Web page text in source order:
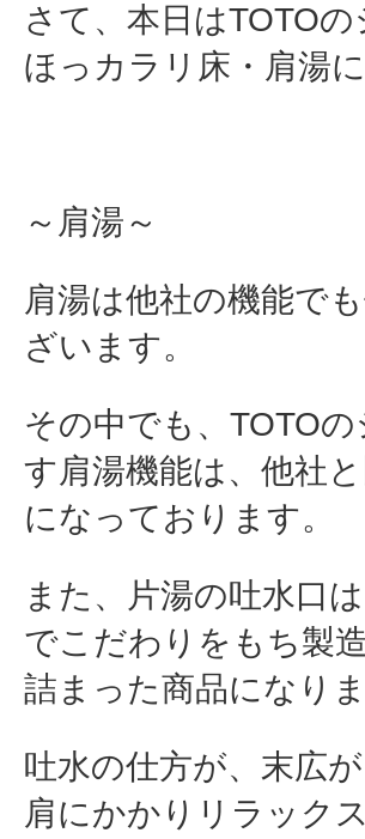
さて、本日はTOTO
ほっカラリ床・肩湯
～肩湯～
肩湯は他社の機能で
ざいます。
その中でも、TOTO
す肩湯機能は、他社
になっております。
また、片湯の吐水口
でこだわりをもち製
詰まった商品になりま
吐水の仕方が、末広
肩にかかりリラック